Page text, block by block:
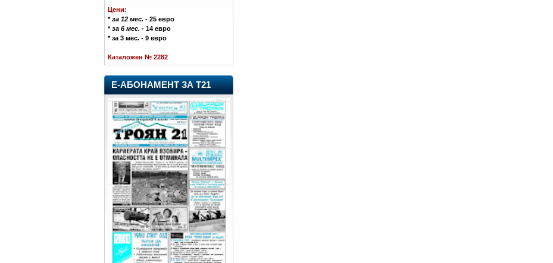
Цени:
*за 12 мес. - 25 евро
*за 6 мес. - 14 евро
* за 3 мес. - 9 евро
Каталожен № 2282
Е-АБОНАМЕНТ ЗА Т21